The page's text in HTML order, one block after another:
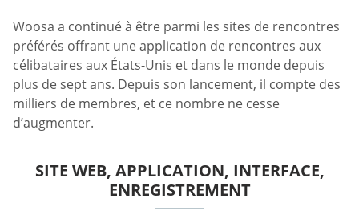
Woosa a continué à être parmi les sites de rencontres
préférés offrant une application de rencontres aux
célibataires aux États-Unis et dans le monde depuis
plus de sept ans. Depuis son lancement, il compte des
milliers de membres, et ce nombre ne cesse
d’augmenter.
SITE WEB, APPLICATION, INTERFACE,
ENREGISTREMENT